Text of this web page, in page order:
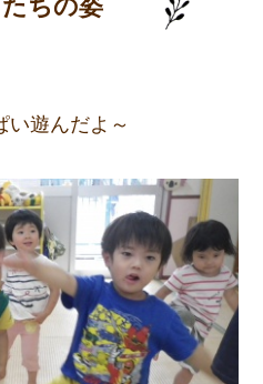
ちの姿
い遊んだよ～